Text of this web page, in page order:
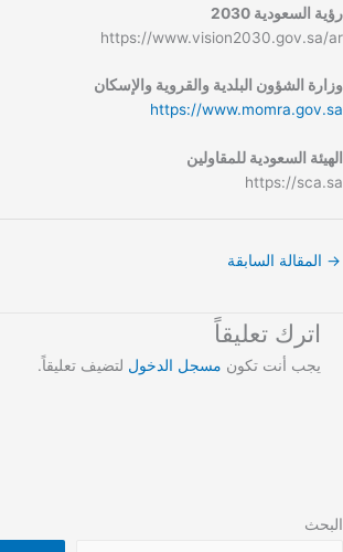
رؤية السعودية 2030
https://www.vision2030.gov.sa/ar
وزارة الشؤون البلدية والقروية والإسكان
https://www.momra.gov.sa
الهيئة السعودية للمقاولين
https://sca.sa
→ المقالة السابقة
اترك تعليقاً
يجب أنت تكون مسجل الدخول لتضيف تعليقاً.
البحث